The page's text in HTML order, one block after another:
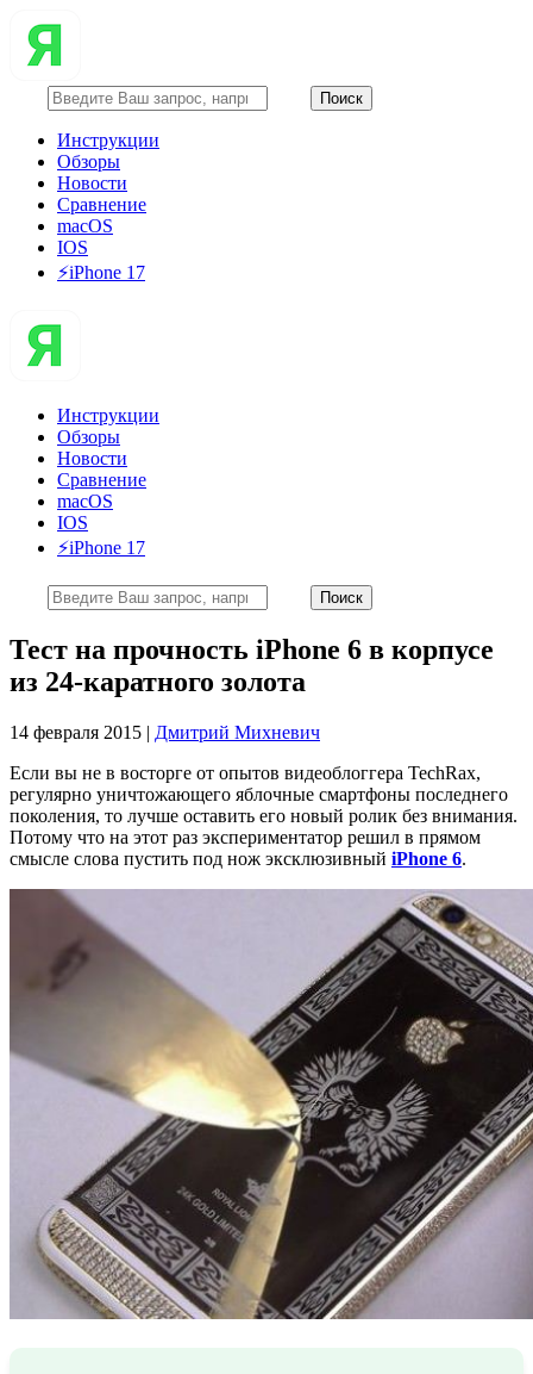
Инструкции
Обзоры
Новости
Сравнение
macOS
IOS
⚡️iPhone 17
Инструкции
Обзоры
Новости
Сравнение
macOS
IOS
⚡️iPhone 17
Тест на прочность iPhone 6 в корпусе
из 24-каратного золота
14 февраля 2015 | Дмитрий Михневич
Если вы не в восторге от опытов видеоблоггера TechRax,
регулярно уничтожающего яблочные смартфоны последнего
поколения, то лучше оставить его новый ролик без внимания.
Потому что на этот раз экспериментатор решил в прямом
смысле слова пустить под нож эксклюзивный iPhone 6.